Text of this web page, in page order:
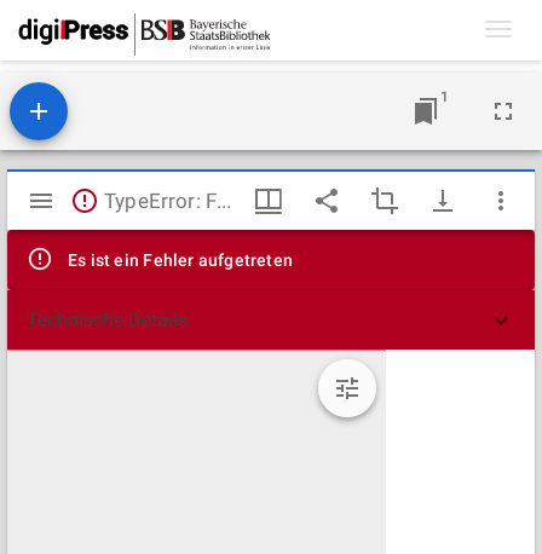
1
Mirador
Viewer
TypeError: Failed to fetch
Es ist ein Fehler aufgetreten
Technische Details